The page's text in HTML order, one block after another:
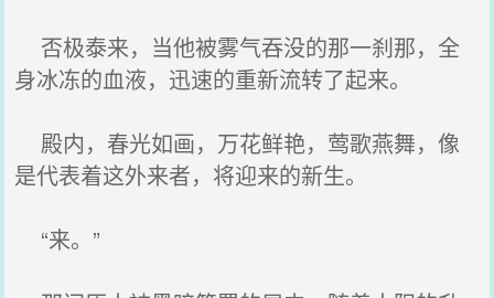
否极泰来，当他被雾气吞没的那一刹那，全
身冰冻的血液，迅速的重新流转了起来。
殿内，春光如画，万花鲜艳，莺歌燕舞，像
是代表着这外来者，将迎来的新生。
“来。”